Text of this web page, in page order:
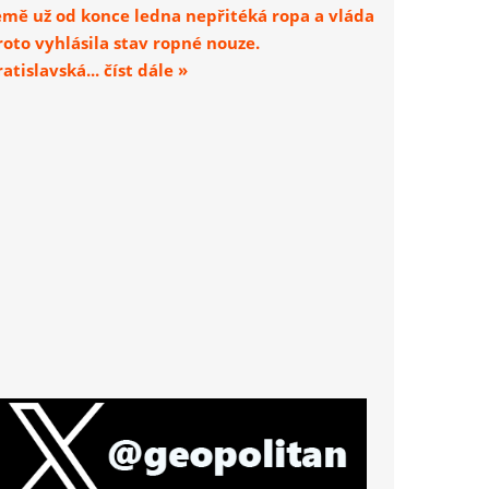
už od konce ledna nepřitéká ropa a vláda
vyhlásila stav ropné nouze.
číst dále »